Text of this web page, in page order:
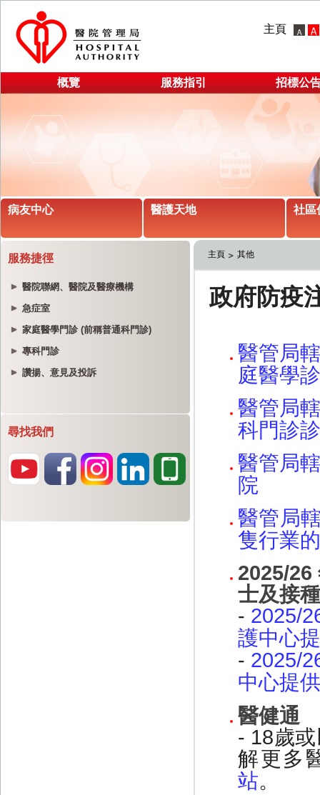
主頁
概覽 服務指引 招標公
病友中心 醫護天地 社區
服務捷徑
醫院聯網、醫院及醫療機構
急症室
家庭醫學門診 (前稱普通科門診)
專科門診
讚揚、意見及投訴
尋找我們
主頁 其他